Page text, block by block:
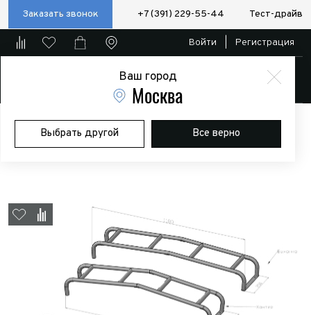
Заказать звонок +7 (391) 229-55-44 Тест-драйв
Ваш город
Москва
Выбрать другой Все верно
Войти Регистрация
Главная Магазин
Дополнительное оборудование
Экспедиционные багажники и боксы
Лестница РИФ для УАЗ
Хантер под задний бампер РИФ с калиткой